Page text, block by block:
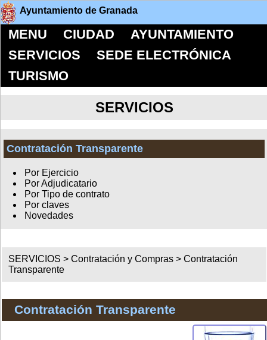
Ayuntamiento de Granada
MENU CIUDAD
AYUNTAMIENTO
SERVICIOS
SEDE ELECTRÓNICA
TURISMO
SERVICIOS
Contratación Transparente
Por Ejercicio
Por Adjudicatario
Por Tipo de contrato
Por claves
Novedades
SERVICIOS >Contratación y Compras >Contratación
Transparente
Contratación Transparente